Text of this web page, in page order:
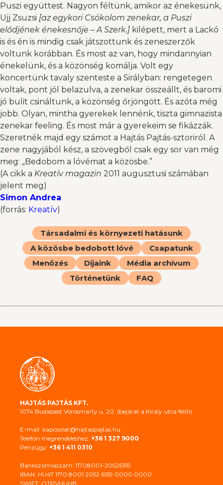
Puszi együttest. Nagyon féltünk, amikor az énekesünk,
Ujj Zsuzsi [az egykori Csókolom zenekar, a Puszi
elődjének énekesnője – A Szerk.] kilépett, mert a Lackó
is és én is mindig csak játszottunk és zeneszerzők
voltunk korábban. És most az van, hogy mindannyian
énekelünk, és a közönség komálja. Volt egy
koncertünk tavaly szenteste a Sirályban: rengetegen
voltak, pont jól belazulva, a zenekar összeállt, és baromi
jó bulit csináltunk, a közönség őrjöngött. És azóta még
jobb. Olyan, mintha gyerekek lennénk, tiszta gimnazista
zenekar feeling. És most már a gyerekeim se fikázzák.
Szeretnék majd egy számot a Hajtás Pajtás-sztoriról. A
zene nagyjából kész, a szövegből csak egy sor van még
meg: „Bedobom a lóvémat a közösbe.”
(A cikk a Kreatív magazin 2011 augusztusi számában
jelent meg)
Simon Andrea
(forrás: Kreatív)
Társadalmi és környezeti hatásunk
A közösbe bedobott lóvé
Csapatunk
Menőzés
Díjaink
Média archívum
Történetünk
FAQ
HAJTÁS PAJTÁS KFT.
1074 Budapest Vörösmarty u. 20. (bejárat a Király utca felől)
E-mail: kapcsolat@hajtaspajtas.hu
Telefon megrendeléshez: +36 1 327 9000
Pénzügy: +36 1 411 0310
Bankszámlaszám: 11708001-20526159
IBAN: HU47 1170 8001 2052 6159 0000 0000
SWIFT: OTPVHUHB